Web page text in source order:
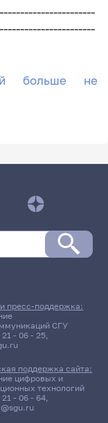
больше не
пресс-поддержка:
СГУ
- 06 - 25,
поддержка сайта:
цифровых и
технологий
- 06 - 64,